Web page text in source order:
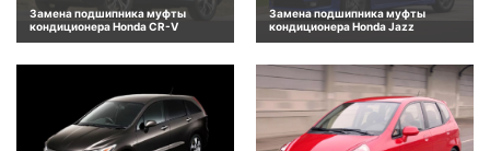
Замена подшипника муфты
кондиционера Honda CR-V
Замена подшипника муфты
кондиционера Honda Jazz